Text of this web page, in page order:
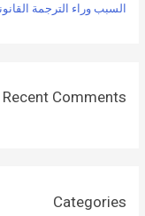
السبب وراء الترجمة
Recent Comments
Categories